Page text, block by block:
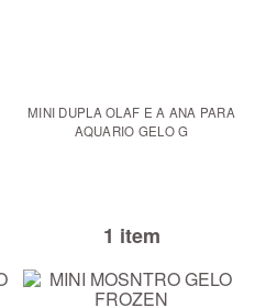
MINI DUPLA OLAF E A ANA PARA
AQUARIO GELO G
1 item